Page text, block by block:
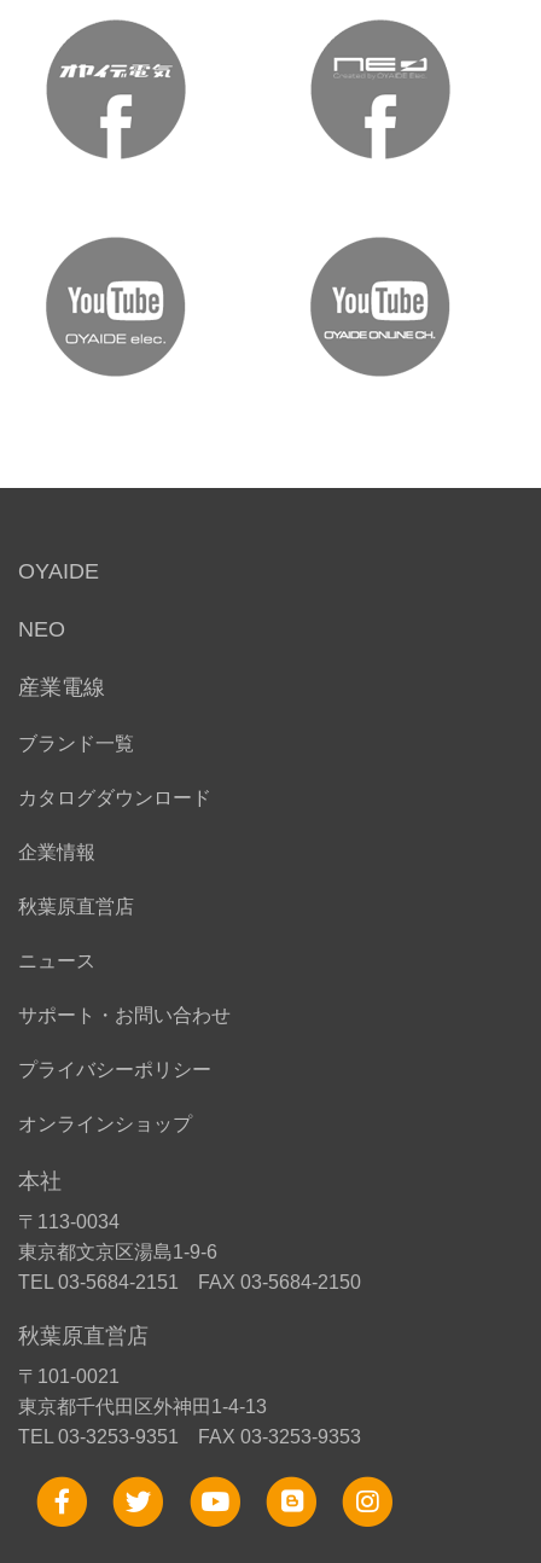
OYAIDE
NEO
産業電線
ブランド一覧
カタログダウンロード
企業情報
秋葉原直営店
ニュース
サポート・お問い合わせ
プライバシーポリシー
オンラインショップ
本社
〒113-0034
東京都文京区湯島1-9-6
TEL 03-5684-2151 FAX 03-5684-2150
秋葉原直営店
〒101-0021
東京都千代田区外神田1-4-13
TEL 03-3253-9351 FAX 03-3253-9353